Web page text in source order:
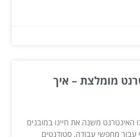
מומלצת – איך
האינטרנט משנה את חיינו במובנים
עבור מחפשי עבודה, סטודנטים